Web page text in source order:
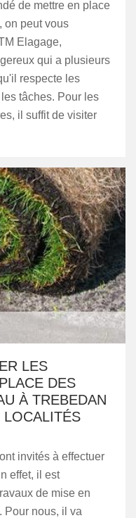
de mettre en place
on peut vous
Elagage,
qui a plusieurs
respecte les
tâches. Pour les
il suffit de visiter
LES
DES
À TREBEDAN
LOCALITÉS
invités à effectuer
effet, il est
de mise en
Pour nous, il va